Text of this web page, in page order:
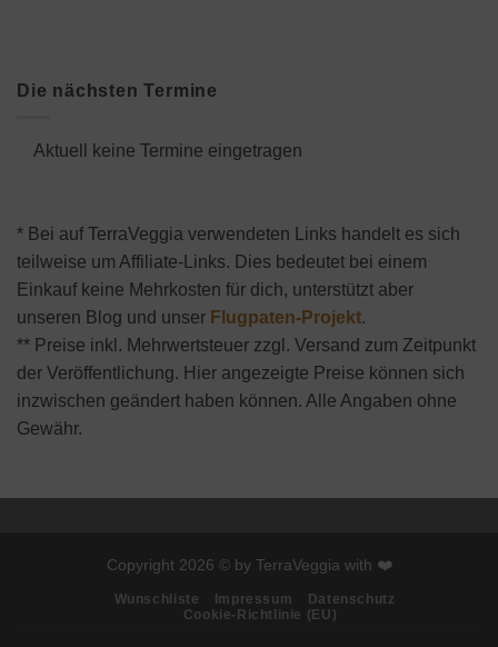
Die nächsten Termine
Aktuell keine Termine eingetragen
* Bei auf TerraVeggia verwendeten Links handelt es sich
teilweise um Affiliate-Links. Dies bedeutet bei einem
Einkauf keine Mehrkosten für dich, unterstützt aber
unseren Blog und unser Flugpaten-Projekt.
** Preise inkl. Mehrwertsteuer zzgl. Versand zum Zeitpunkt
der Veröffentlichung. Hier angezeigte Preise können sich
inzwischen geändert haben können. Alle Angaben ohne
Gewähr.
Copyright 2026 © by TerraVeggia with ❤️
Wunschliste Impressum
Datenschutz
Cookie-Richtlinie (EU)